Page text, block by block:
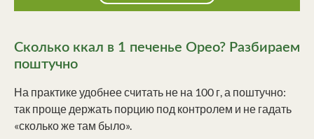
Сколько ккал в 1 печенье Орео? Разбираем
поштучно
На практике удобнее считать не на 100 г, а поштучно:
так проще держать порцию под контролем и не гадать
«сколько же там было».